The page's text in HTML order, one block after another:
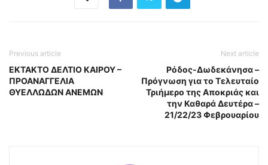
Previous article
ΕΚΤΑΚΤΟ ΔΕΛΤΙΟ ΚΑΙΡΟΥ –
ΠΡΟΑΝΑΓΓΕΛΙΑ
ΘΥΕΛΛΩΔΩΝ ΑΝΕΜΩΝ
Next article
Ρόδος-Δωδεκάνησα –
Πρόγνωση για το Τελευταίο
Τριήμερο της Αποκριάς και
την Καθαρά Δευτέρα –
21/22/23 Φεβρουαρίου